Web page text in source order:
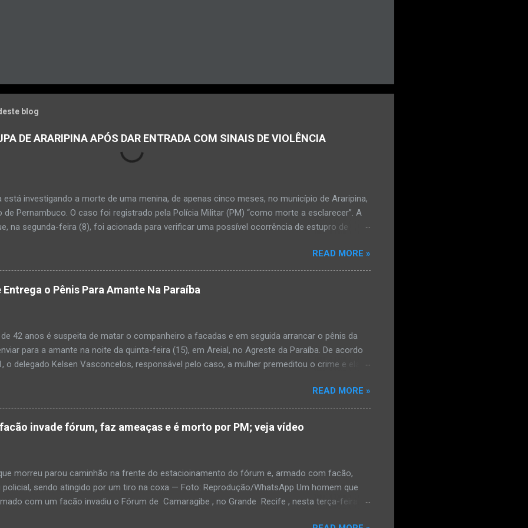
blog
DE ARARIPINA APÓS DAR ENTRADA COM SINAIS DE VIOLÊNCIA
está investigando a morte de uma menina, de apenas cinco meses, no município de Araripina,
de Pernambuco. O caso foi registrado pela Polícia Militar (PM) “como morte a esclarecer”. A
na segunda-feira (8), foi acionada para verificar uma possível ocorrência de estupro de
da PM mostra que, segundo informações passadas pela equipe médica, a vítima estava
de desidratação e desnutrição, além de apresentar ruptura anal e vaginal. Os pais
que a criança estava apresentando, desde sábado (6), alguns sinais de mal-estar. Segundo
pais só levaram a menina para UPA após uma piora no estado de saúde, na segunda-feira pela
O...
READ MORE »
o Pênis Para Amante Na Paraíba
42 anos é suspeita de matar o companheiro a facadas e em seguida arrancar o pênis da
para a amante na noite da quinta-feira (15), em Areial, no Agreste da Paraíba. De acordo
o delegado Kelsen Vasconcelos, responsável pelo caso, a mulher premeditou o crime e ela
manhã desta sexta-feira (16), que antes de cometer o crime, a suspeita também escreveu uma
para o filho mais velho, de 18 anos. “Na carta ela pede para que o filho mais velho, fruto
relacionamento, deixe os dois irmãos mais novos com parentes da família. Ela já havia
todo o crime”. Após matar o companheiro a facadas e cortar o pênis dele, a mulher ainda
READ MORE »
invade fórum, faz ameaças e é morto por PM; veja vídeo
morreu parou caminhão na frente do estacioinamento do fórum e, armado com facão,
policial, sendo atingido por um tiro na coxa — Foto: Reprodução/WhatsApp Um homem que
com um facão invadiu o Fórum de Camaragibe , no Grande Recife , nesta terça-feira